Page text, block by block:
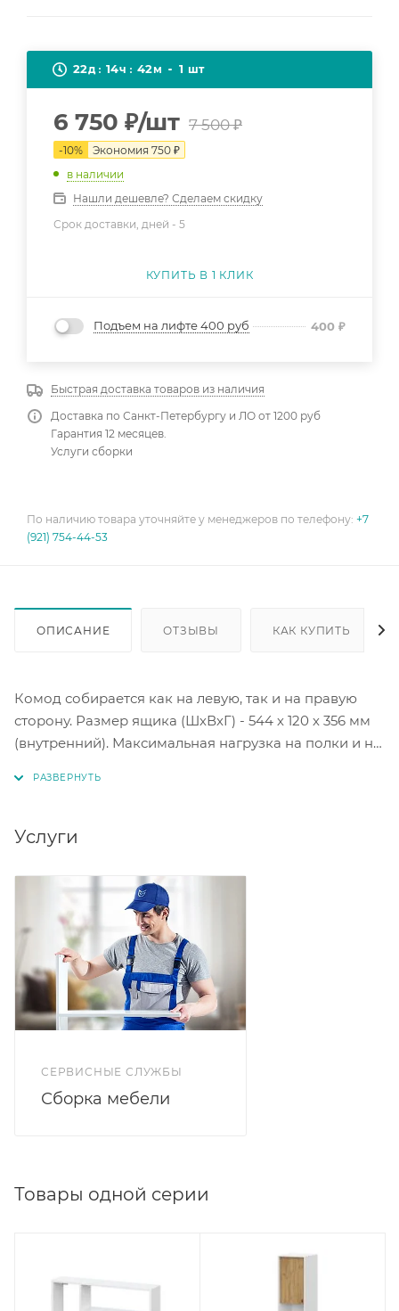
22д 14ч 42м 1 шт
6 750 ₽/шт 7 500₽
-10% Экономия 750 ₽
в наличии
Нашли дешевле? Сделаем скидку
Срок доставки, дней - 5
КУПИТЬ В 1 КЛИК
Подъем на лифте 400 руб 400 ₽
Быстрая доставка товаров из наличия
Доставка по Санкт-Петербургу и ЛО от 1200 руб
Гарантия 12 месяцев.
Услуги сборки
По наличию товара уточняйте у менеджеров по телефону: +7
(921) 754-44-53
ОПИСАНИЕ ОТЗЫВЫ КАК КУПИТЬ
Комод собирается как на левую, так и на правую
сторону. Размер ящика (ШхВхГ) - 544 х 120 х 356 мм
(внутренний). Максимальная нагрузка на полки и на
Услуги
СЕРВИСНЫЕ СЛУЖБЫ
Сборка мебели
Товары одной серии